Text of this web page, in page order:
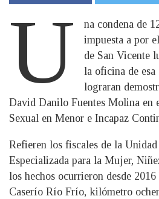
U
na condena de
impuesta a por
de San Vicente
la oficina de esa
lograran
David Danilo Fuentes Molina en
Sexual en Menor e Incapaz
Refieren los fiscales de la
Especializada para la Mujer,
los hechos ocurrieron desde
Caserío Río Frío, kilómetro